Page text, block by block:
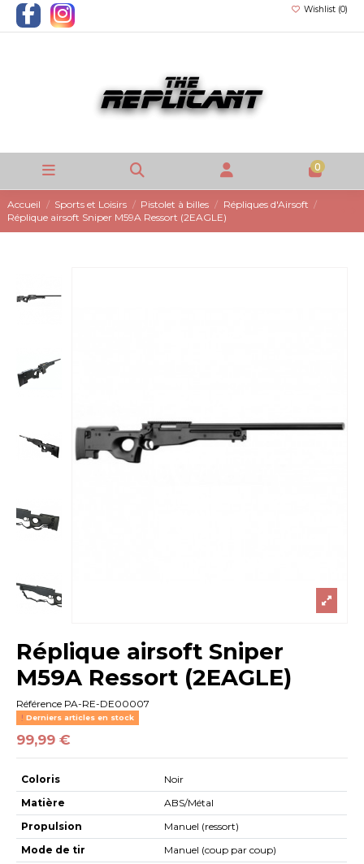
Wishlist (0)
0
Accueil Sports et Loisirs Pistolet à billes
Répliques d'Airsoft
Réplique airsoft Sniper M59A Ressort (2EAGLE)
Réplique airsoft Sniper
M59A Ressort (2EAGLE)
Référence PA-RE-DE00007
Derniers articles en stock
99,99 €
Coloris
Noir
Matière
ABS/Métal
Propulsion
Manuel (ressort)
Mode de tir
Manuel (coup par coup)